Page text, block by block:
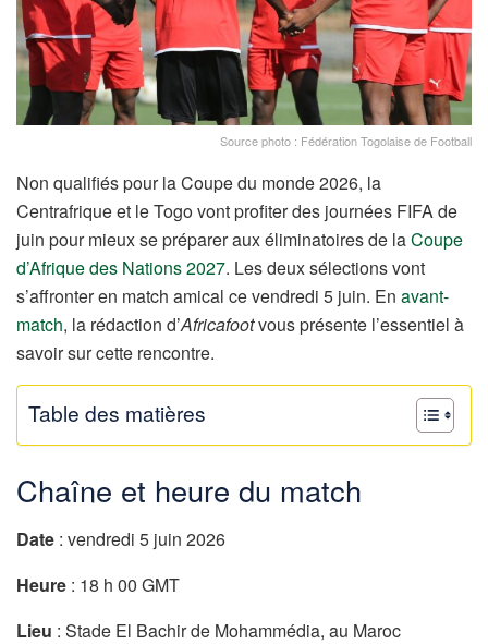
Source photo : Fédération Togolaise de Football
Non qualifiés pour la Coupe du monde 2026, la
Centrafrique et le Togo vont profiter des journées FIFA de
juin pour mieux se préparer aux éliminatoires de laCoupe
d’Afrique des Nations 2027. Les deux sélections vont
s’affronter en match amical ce vendredi 5 juin. En avant-
match, la rédaction d’Africafootvous présente l’essentiel à
savoir sur cette rencontre.
Table des matières
Chaîne et heure du match
Date : vendredi 5 juin 2026
Heure : 18 h 00 GMT
Lieu : Stade El Bachir de Mohammédia, au Maroc